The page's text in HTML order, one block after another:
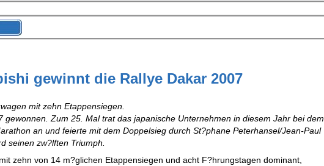
gewinnt die Rallye Dakar 2007
mit zehn Etappensiegen.
gewonnen. Zum 25. Mal trat das japanische Unternehmen in diesem Jahr bei dem
an und feierte mit dem Doppelsieg durch St?phane Peterhansel/Jean-Paul
seinen zw?lften Triumph.
zehn von 14 m?glichen Etappensiegen und acht F?hrungstagen dominant,